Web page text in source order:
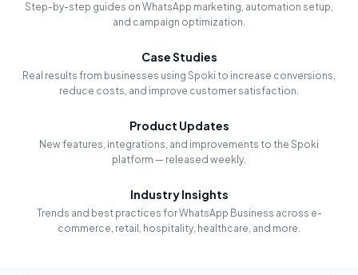
Step-by-step guides on WhatsApp marketing, automation setup,
and campaign optimization.
Case Studies
Real results from businesses using Spoki to increase conversions,
reduce costs, and improve customer satisfaction.
Product Updates
New features, integrations, and improvements to the Spoki
platform — released weekly.
Industry Insights
Trends and best practices for WhatsApp Business across e-
commerce, retail, hospitality, healthcare, and more.